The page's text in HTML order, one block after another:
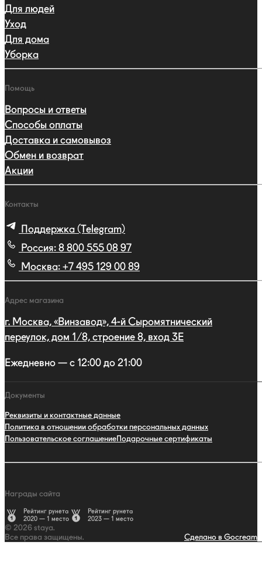
Для людей
Уход
Для дома
Уборка
Помощь
Вопросы и ответы
Способы оплаты
Доставка и самовывоз
Обмен и возврат
Акции
Контакты
Поддержка (Telegram)
Россия: 8 800 555 08 97
Москва: +7 495 129 00 89
Адрес магазина
г. Москва, «Винзавод», 4-й Сыромятнический
переулок, дом 1/8, строение 8, вход 3E
Ежедневно — с 12:00 до 21:00
Документы
Реквизиты и контактные данные
Политика в отношении обработки персональных данных
Пользовательское соглашениеПодарочные сертификаты
Награды сайта
Рейтинг рунета
2020 — 1 место
Рейтинг рунета
2023 — 1 место
© 2026 staya.
Все права защищены.
Сделано в Gocream